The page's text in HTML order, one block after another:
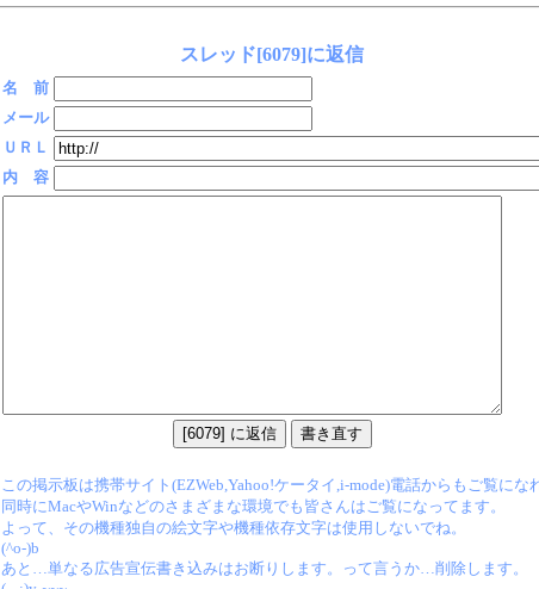
スレッド[6079]に返信
名 前
メール
ＵＲＬ
内 容
この掲示板は携帯サイト(EZWeb,Yahoo!ケータイ,i-mode)電話からもご覧にな
同時にMacやWinなどのさまざまな環境でも皆さんはご覧になってます。
よって、その機種独自の絵文字や機種依存文字は使用しないでね。
(^o-)b
あと…単なる広告宣伝書き込みはお断りします。って言うか…削除します。